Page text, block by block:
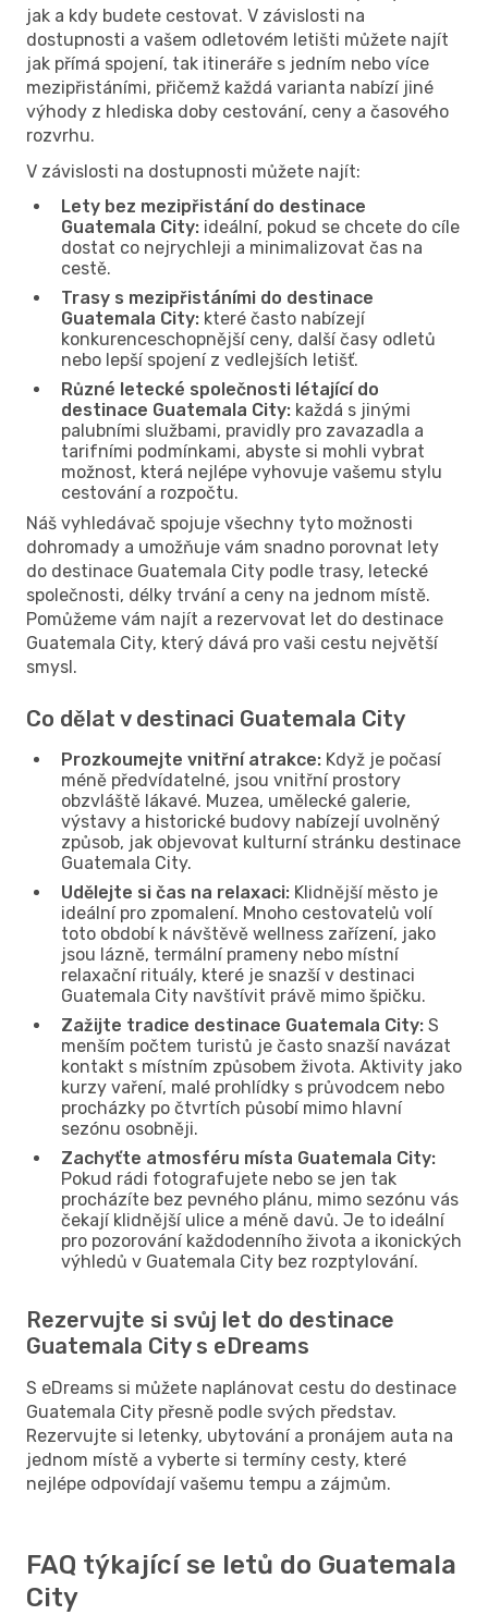
jak a kdy budete cestovat. V závislosti na
dostupnosti a vašem odletovém letišti můžete najít
jak přímá spojení, tak itineráře s jedním nebo více
mezipřistáními, přičemž každá varianta nabízí jiné
výhody z hlediska doby cestování, ceny a časového
rozvrhu.
V závislosti na dostupnosti můžete najít:
Lety bez mezipřistání do destinace
Guatemala City: ideální, pokud se chcete do cíle
dostat co nejrychleji a minimalizovat čas na
cestě.
Trasy s mezipřistáními do destinace
Guatemala City: které často nabízejí
konkurenceschopnější ceny, další časy odletů
nebo lepší spojení z vedlejších letišť.
Různé letecké společnosti létající do
destinace Guatemala City: každá s jinými
palubními službami, pravidly pro zavazadla a
tarifními podmínkami, abyste si mohli vybrat
možnost, která nejlépe vyhovuje vašemu stylu
cestování a rozpočtu.
Náš vyhledávač spojuje všechny tyto možnosti
dohromady a umožňuje vám snadno porovnat lety
do destinace Guatemala City podle trasy, letecké
společnosti, délky trvání a ceny na jednom místě.
Pomůžeme vám najít a rezervovat let do destinace
Guatemala City, který dává pro vaši cestu největší
smysl.
Co dělat v destinaci Guatemala City
Prozkoumejte vnitřní atrakce: Když je počasí
méně předvídatelné, jsou vnitřní prostory
obzvláště lákavé. Muzea, umělecké galerie,
výstavy a historické budovy nabízejí uvolněný
způsob, jak objevovat kulturní stránku destinace
Guatemala City.
Udělejte si čas na relaxaci: Klidnější město je
ideální pro zpomalení. Mnoho cestovatelů volí
toto období k návštěvě wellness zařízení, jako
jsou lázně, termální prameny nebo místní
relaxační rituály, které je snazší v destinaci
Guatemala City navštívit právě mimo špičku.
Zažijte tradice destinace Guatemala City: S
menším počtem turistů je často snazší navázat
kontakt s místním způsobem života. Aktivity jako
kurzy vaření, malé prohlídky s průvodcem nebo
procházky po čtvrtích působí mimo hlavní
sezónu osobněji.
Zachyťte atmosféru místa Guatemala City:
Pokud rádi fotografujete nebo se jen tak
procházíte bez pevného plánu, mimo sezónu vás
čekají klidnější ulice a méně davů. Je to ideální
pro pozorování každodenního života a ikonických
výhledů v Guatemala City bez rozptylování.
Rezervujte si svůj let do destinace
Guatemala City s eDreams
S eDreams si můžete naplánovat cestu do destinace
Guatemala City přesně podle svých představ.
Rezervujte si letenky, ubytování a pronájem auta na
jednom místě a vyberte si termíny cesty, které
nejlépe odpovídají vašemu tempu a zájmům.
FAQ týkající se letů do Guatemala
City